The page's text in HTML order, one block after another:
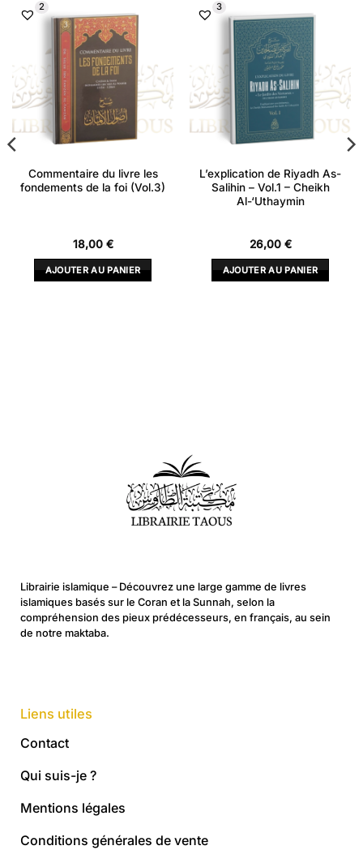
2
Commentaire du livre les
fondements de la foi (Vol.3)
18,00 €
AJOUTER AU PANIER
3
L’explication de Riyadh As-
Salihin – Vol.1 – Cheikh
Al-‘Uthaymin
26,00 €
AJOUTER AU PANIER
Librairie islamique – Découvrez une large gamme de livres
islamiques basés sur le Coran et la Sunnah, selon la
compréhension des pieux prédécesseurs, en français, au sein
de notre maktaba.
Liens utiles
Contact
Qui suis-je ?
Mentions légales
Conditions générales de vente